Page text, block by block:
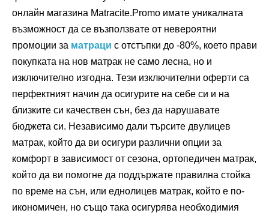
онлайн магазина Matracite.Promo имате уникалната
възможност да се възползвате от невероятни
промоции за матраци с отстъпки до -80%, което прави
покупката на нов матрак не само лесна, но и
изключително изгодна. Тези изключителни оферти са
перфектният начин да осигурите на себе си и на
близките си качествен сън, без да нарушавате
бюджета си. Независимо дали търсите двулицев
матрак, който да ви осигури различни опции за
комфорт в зависимост от сезона, ортопедичен матрак,
който да ви помогне да поддържате правилна стойка
по време на сън, или еднолицев матрак, който е по-
икономичен, но също така осигурява необходимия